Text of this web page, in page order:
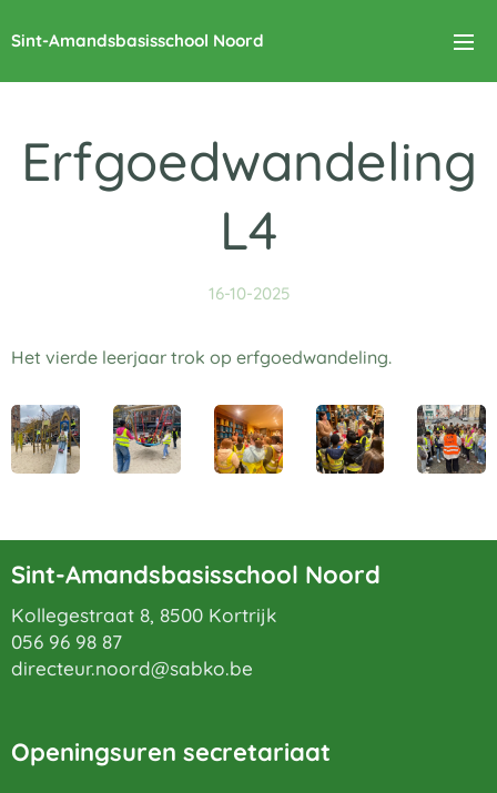
Sint-Amandsbasisschool Noord
Erfgoedwandeling
L4
16-10-2025
Het vierde leerjaar trok op erfgoedwandeling.
Sint-Amandsbasisschool Noord
Kollegestraat 8, 8500 Kortrijk
056 96 98 87
directeur.noord@sabko.be
Openingsuren secretariaat